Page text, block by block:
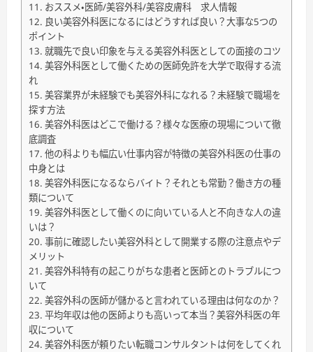
おススメ・医師/美容外科/美容皮膚科 求人情報
良い美容外科医になるにはどうすれば良い？大事な5つの
ポイント
就職先で良い印象を与える美容外科医としての面接のコツ
美容外科医として働くための医師免許を大学で取得する流
れ
美容業界が未経験でも美容外科になれる？未経験で職場を
探す方法
美容外科医はどこで働ける？様々な医療の現場について徹
底調査
他の科よりも幅広い仕事内容が特徴の美容外科医の仕事の
中身とは
美容外科医になるならバイト？それとも常勤？働き方の種
類について
美容外科医として働くのに向いている人と不向きな人の違
いは？
事前に確認したい美容外科として開業する際の注意点やデ
メリット
美容外科特有の起こりがちな患者と医師とのトラブルにつ
いて
美容外科の医師が儲かると言われている理由は何なのか？
平均年収は他の医師よりも高いって本当？美容外科医の年
収について
美容外科医が頼りたい転職コンサルタントは何をしてくれ